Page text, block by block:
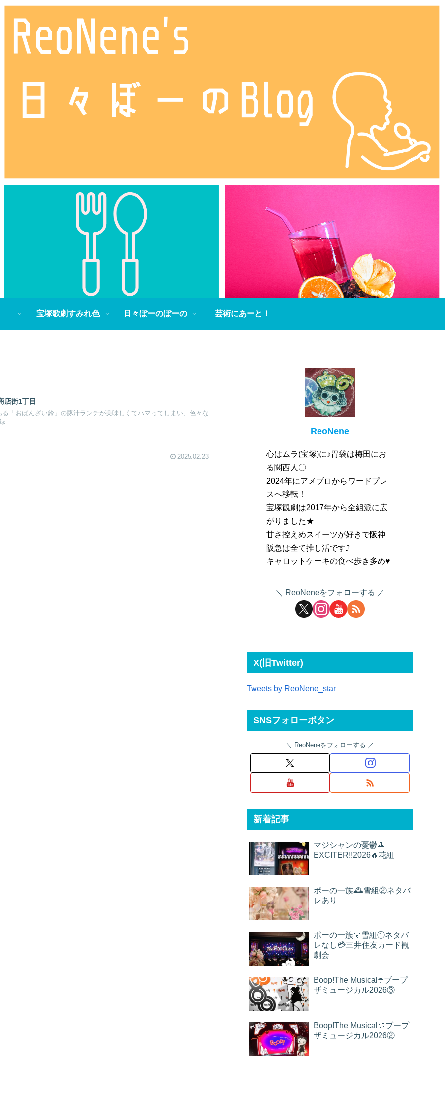
宝塚歌劇すみれ色 日々ぼーのぼーの 芸術にあーと！
店街1丁目
「おばんざい鈴」の豚汁ランチが美味しくてハマってしまい、色々な
2025.02.23
ReoNene
心はムラ(宝塚)に♪胃袋は梅田にお
る関西人〇
2024年にアメブロからワードプレ
スへ移転！
宝塚観劇は2017年から全組派に広
がりました★
甘さ控えめスイーツが好きで阪神
阪急は全て推し活です⤴
キャロットケーキの食べ歩き多め♥
ReoNeneをフォローする
X(旧Twitter)
Tweets by ReoNene_star
SNSフォローボタン
ReoNeneをフォローする
新着記事
マジシャンの憂鬱🎩
EXCITER!!2026🔥花組
ポーの一族🕰雪組②ネタバ
レあり
ポーの一族🌹雪組①ネタバ
レなし💳三井住友カード観
劇会
Boop!The Musical☂️ブープ
ザミュージカル2026③
Boop!The Musical🎨ブープ
ザミュージカル2026②